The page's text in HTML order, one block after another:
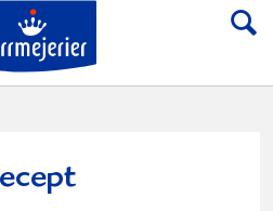
Till Norrmejerier